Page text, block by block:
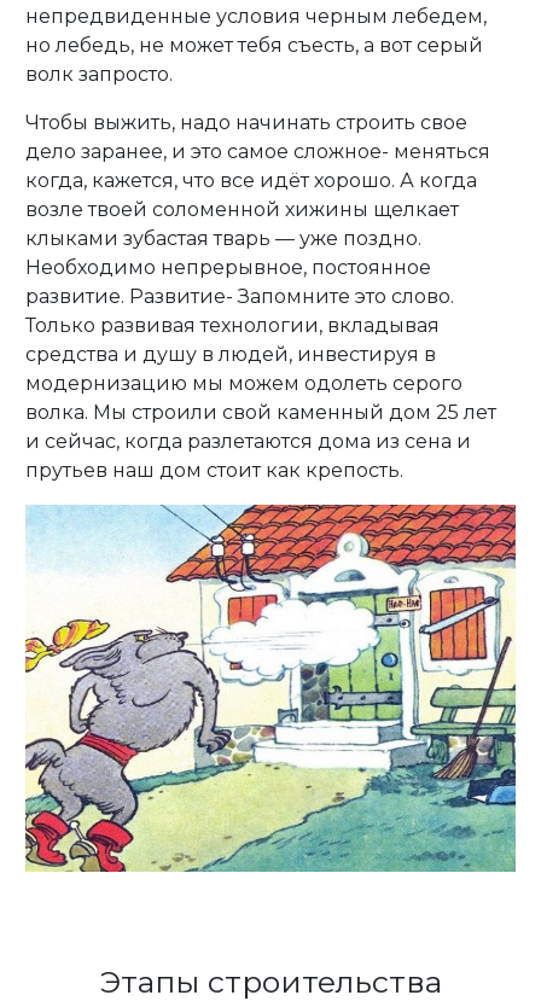
непредвиденные условия черным лебедем,
но лебедь, не может тебя съесть, а вот серый
волк запросто.
Чтобы выжить, надо начинать строить свое
дело заранее, и это самое сложное- меняться
когда, кажется, что все идёт хорошо. А когда
возле твоей соломенной хижины щелкает
клыками зубастая тварь — уже поздно.
Необходимо непрерывное, постоянное
развитие. Развитие- Запомните это слово.
Только развивая технологии, вкладывая
средства и душу в людей, инвестируя в
модернизацию мы можем одолеть серого
волка. Мы строили свой каменный дом 25 лет
и сейчас, когда разлетаются дома из сена и
прутьев наш дом стоит как крепость.
Этапы строительства